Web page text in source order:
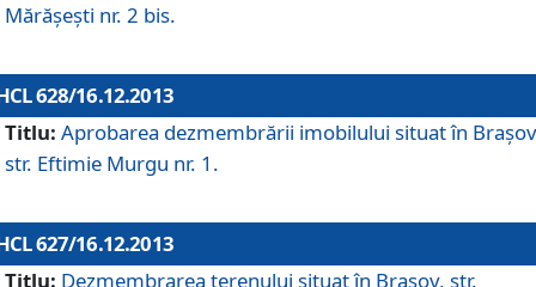
Mărăşeşti nr. 2 bis.
628/16.12.2013
Titlu: Aprobarea dezmembrării imobilului situat în
str. Eftimie Murgu nr. 1.
627/16.12.2013
Titlu: Dezmembrarea terenului situat în Braşov, str.